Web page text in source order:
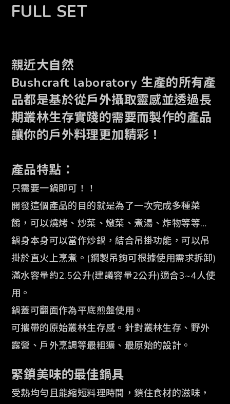
FULL SET
親近大自然
Bushcraft laboratory 生產的所有產
品都是基於從戶外攝取靈感並透過長
期叢林生存實踐的需要而製作的產品
讓你的戶外料理更加精彩！
產品特點：
只需要一鍋即可！！
開發這個產品的目的就是為了一次完成多種菜
餚，可以燒烤、炒菜、燉菜、煮湯、炸物等等…
鍋身本身可以當作炒鍋，結合吊掛功能，可以吊
掛於直火上烹煮。(鋼製吊鉤可根據使用需求拆卸)
滿水容量約2.5公升(建議容量2公升)適合3~4人使
用。
鍋蓋可翻面作為平底煎盤使用。
可攜帶的原始叢林生存感。針對叢林生存、野外
露營、戶外烹調等最粗獷、最原始的設計。
緊鎖美味的最佳鍋具
受熱均勻且能縮短料理時間，鎖住食材的滋味，